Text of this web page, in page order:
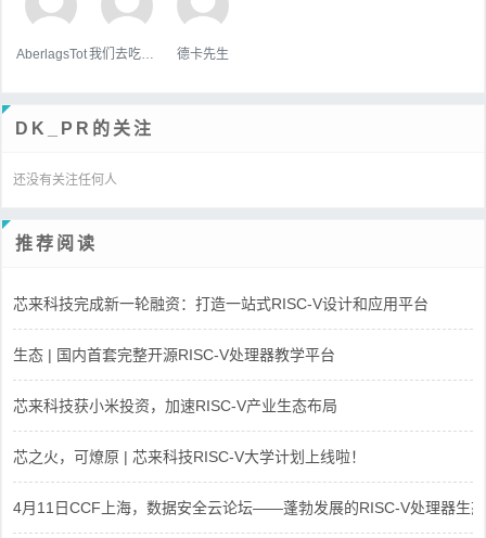
AberlagsTot 德卡先生
DK_PR的关注
还没有关注任何人
推荐阅读
芯来科技完成新一轮融资：打造一站式RISC-V设计和应用平台
生态 | 国内首套完整开源RISC-V处理器教学平台
芯来科技获小米投资，加速RISC-V产业生态布局
芯之火，可燎原 | 芯来科技RISC-V大学计划上线啦！
4月11日CCF上海，数据安全云论坛——蓬勃发展的RISC-V处理器生态